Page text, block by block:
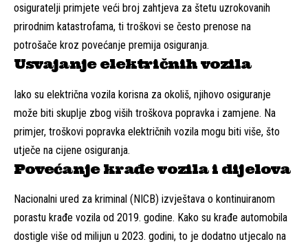
osiguratelji primjete veći broj zahtjeva za štetu uzrokovanih
prirodnim katastrofama, ti troškovi se često prenose na
potrošače kroz povećanje premija osiguranja.
Usvajanje električnih vozila
Iako su električna vozila korisna za okoliš, njihovo osiguranje
može biti skuplje zbog viših troškova popravka i zamjene. Na
primjer, troškovi popravka električnih vozila mogu biti više, što
utječe na cijene osiguranja.
Povećanje krađe vozila i dijelova
Nacionalni ured za kriminal (NICB) izvještava o kontinuiranom
porastu krađe vozila od 2019. godine. Kako su krađe automobila
dostigle više od milijun u 2023. godini, to je dodatno utjecalo na